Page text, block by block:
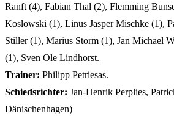
Ranft (4), Fabian Thal (2), Flemming
Koslowski (1), Linus Jasper Mischke (1),
Stiller (1), Marius Storm (1), Jan Michael
(1), Sven Ole Lindhorst.
Trainer: Philipp Petriesas.
Schiedsrichter: Jan-Henrik Perplies,
Dänischenhagen)